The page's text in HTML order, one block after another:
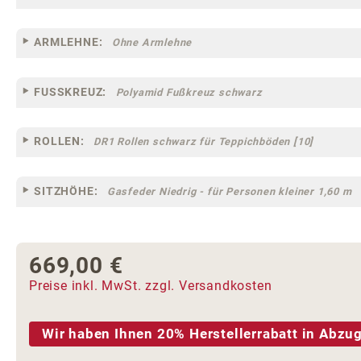
ARMLEHNE: Ohne Armlehne
FUSSKREUZ: Polyamid Fußkreuz schwarz
ROLLEN: DR1 Rollen schwarz für Teppichböden [10]
SITZHÖHE: Gasfeder Niedrig - für Personen kleiner 1,60 m
Regulärer Preis:
669,00 €
Preise inkl. MwSt. zzgl. Versandkosten
Wir haben Ihnen 20% Herstellerrabatt in